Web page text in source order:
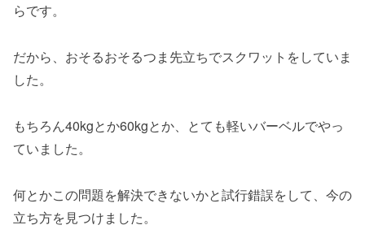
らです。
だから、おそるおそるつま先立ちでスクワットをしていま
した。
もちろん40kgとか60kgとか、とても軽いバーベルでやっ
ていました。
何とかこの問題を解決できないかと試行錯誤をして、今の
立ち方を見つけました。